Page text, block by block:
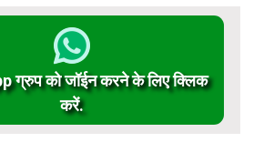
ग्रुप को जॉईन करने के लिए क्लिक
करें.